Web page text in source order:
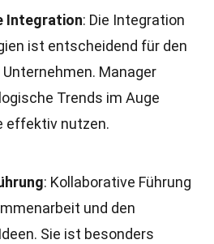
Integration: Die Integration
ist entscheidend für den
Manager
Trends im Auge
effektiv nutzen.
: Kollaborative Führung
und den
Sie ist besonders